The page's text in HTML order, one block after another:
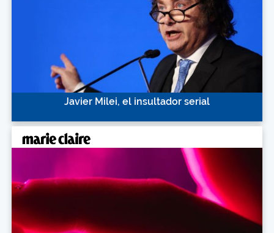
Javier Milei, el insultador serial